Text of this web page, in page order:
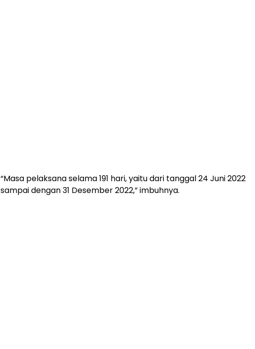
“Masa pelaksana selama 191 hari, yaitu dari tanggal 24 Juni 2022
sampai dengan 31 Desember 2022,” imbuhnya.